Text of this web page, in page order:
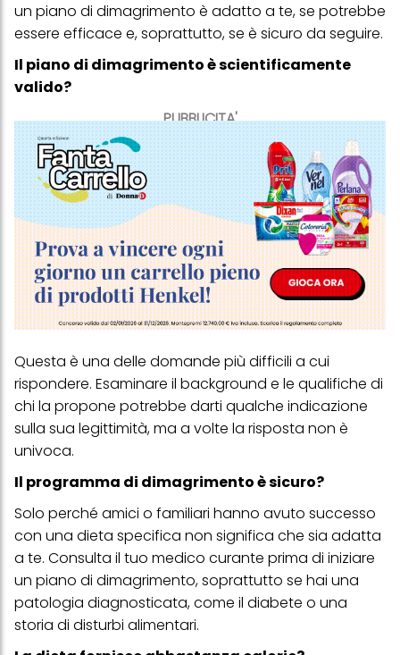
PUBBLICITA'
un piano di dimagrimento è adatto a te, se potrebbe
essere efficace e, soprattutto, se è sicuro da seguire.
Il piano di dimagrimento è scientificamente
valido?
Questa è una delle domande più difficili a cui
rispondere. Esaminare il background e le qualifiche di
chi la propone potrebbe darti qualche indicazione
sulla sua legittimità, ma a volte la risposta non è
univoca.
Il programma di dimagrimento è sicuro?
Solo perché amici o familiari hanno avuto successo
con una dieta specifica non significa che sia adatta
a te. Consulta il tuo medico curante prima di iniziare
un piano di dimagrimento, soprattutto se hai una
patologia diagnosticata, come il diabete o una
storia di disturbi alimentari.